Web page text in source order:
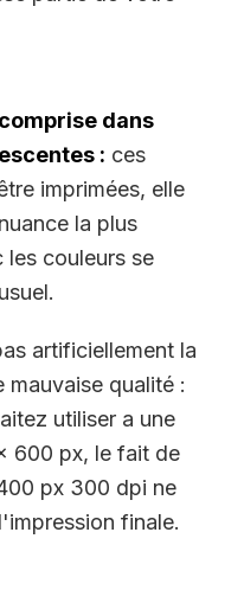
dans
: ces
imprimées, elle
la plus
couleurs se
artificiellement la
qualité :
utiliser a une
600 px, le fait de
px 300 dpi ne
finale.